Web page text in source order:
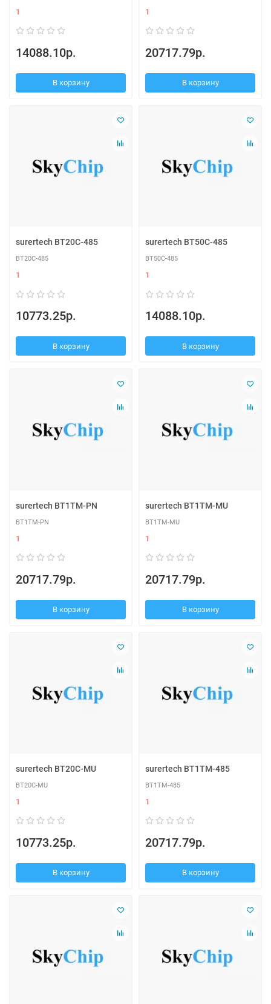
1
14088.10р.
В корзину
1
20717.79р.
В корзину
surertech BT20C-485
BT20C-485
1
10773.25р.
В корзину
surertech BT50C-485
BT50C-485
1
14088.10р.
В корзину
surertech BT1TM-PN
BT1TM-PN
1
20717.79р.
В корзину
surertech BT1TM-MU
BT1TM-MU
1
20717.79р.
В корзину
surertech BT20C-MU
BT20C-MU
1
10773.25р.
В корзину
surertech BT1TM-485
BT1TM-485
1
20717.79р.
В корзину